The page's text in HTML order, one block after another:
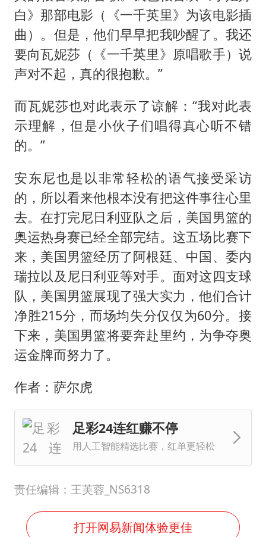
白》那部电影（《一千英里》为该电影插
曲）。但是，他们早早把我吵醒了。我还
要向瓦妮莎（《一千英里》原唱歌手）说
声对不起，真的很抱歉。”
而瓦妮莎也对此表示了谅解：“我对此表
示理解，但是小伙子们唱得真心听不错
的。”
安东尼也是以非常轻松的语气接受采访
的，所以看来他根本没有把这件事往心里
去。在打完尼日利亚队之后，美国男篮的
奥运热身赛已经全部完结。这五场比赛下
来，美国男篮经历了阿根廷、中国、委内
瑞拉以及尼日利亚等对手。面对这四支球
队，美国男篮展现了强大实力，他们合计
净胜215分，而场均失分仅仅为60分。接
下来，美国男篮将要奔赴里约，为争夺奥
运金牌而努力了。
作者：萨尔虎
足彩24连红赚不停
用人工智能精选比赛，红单更轻松
责任编辑：王芙蓉_NS6318
打开网易新闻体验更佳